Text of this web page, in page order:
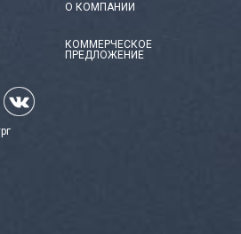
О КОМПАНИИ
КОММЕРЧЕСКОЕ
ПРЕДЛОЖЕНИЕ